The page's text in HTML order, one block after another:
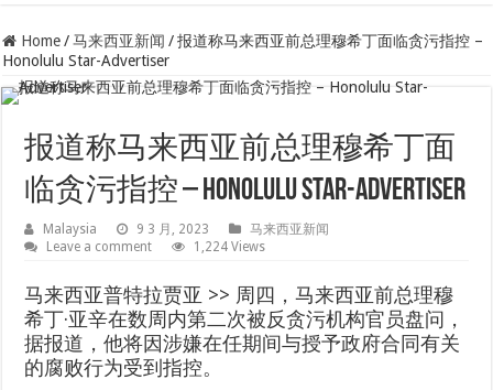
Home / 马来西亚新闻 / 报道称马来西亚前总理穆希丁面临贪污指控 –
Honolulu Star-Advertiser
报道称马来西亚前总理穆希丁面
临贪污指控 – Honolulu Star-Advertiser
Malaysia 9 3 月, 2023
马来西亚新闻
Leave a comment
1,224 Views
马来西亚普特拉贾亚 >> 周四，马来西亚前总理穆
希丁·亚辛在数周内第二次被反贪污机构官员盘问，
据报道，他将因涉嫌在任期间与授予政府合同有关
的腐败行为受到指控。